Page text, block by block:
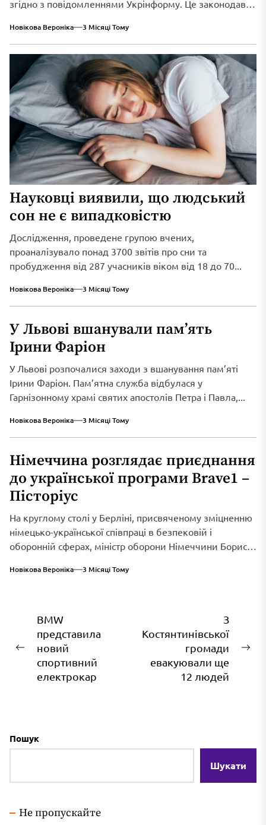
згідно з повідомленнями Укрінформу. Це законодавче
Новікова Вероніка 3 Місяці Тому
Науковці виявили, що людський
сон не є випадковістю
Дослідження, проведене групою вчених,
проаналізувало понад 3700 звітів про сни та
пробудження від 287 учасників віком від 18 до 70...
Новікова Вероніка 3 Місяці Тому
У Львові вшанували пам’ять
Ірини Фаріон
У Львові розпочалися заходи з вшанування пам’яті
Ірини Фаріон. Пам’ятна служба відбулася у
Гарнізонному храмі святих апостолів Петра і Павла,...
Новікова Вероніка 3 Місяці Тому
Німеччина розглядає приєднання
до української програми Brave1 –
Пісторіус
На круглому столі у Берліні, присвяченому зміцненню
німецько-української співпраці в безпековій і
оборонній сферах, міністр оборони Німеччини Борис
Новікова Вероніка 3 Місяці Тому
Навігація
записів
Попередній
запис:
BMW
представила
новий
спортивний
електрокар
З
Костянтинівської
громади
евакуювали ще
12 людей
Пошук
Шукати
Не пропускайте